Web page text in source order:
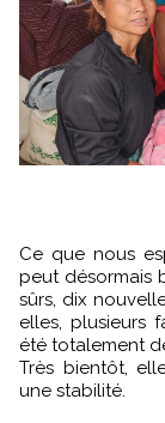
Ce que nous espérions initialement offrir à cinq familles
peut désormais
sûrs, dix
elles, plusieurs
été totalement
Très bientôt,
une stabilité.